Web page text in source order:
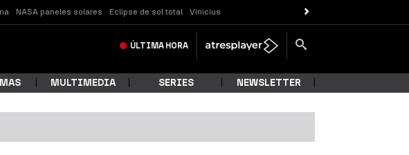
NASA paneles solares Eclipse de sol total Vinicius
ÚLTIMA HORA
MULTIMEDIA SERIES NEWSLETTER